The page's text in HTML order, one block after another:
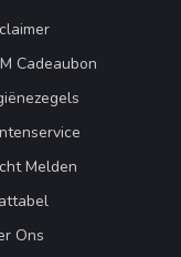
Cadeaubon
Melden
Ons